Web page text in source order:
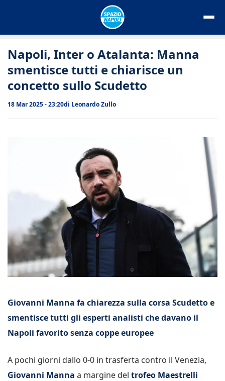
Napoli, Inter o Atalanta: Manna
smentisce tutti e chiarisce un
concetto sullo Scudetto
18 Mar 2025 - 23:20di Leonardo Zullo
Giovanni Manna fa chiarezza sulla corsa Scudetto e
smentisce tutti gli esperti analisti che davano il
Napoli favorito senza coppe europee
A pochi giorni dallo 0-0 in trasferta contro il Venezia,
Giovanni Manna a margine del trofeo Maestrelli